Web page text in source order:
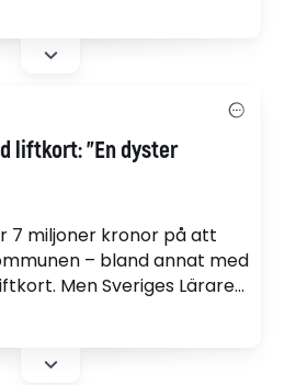
dansade poledance. Han
elever att applådera för
liftkort: ”En dyster
7 miljoner kronor på att
– bland annat med
Men Sveriges Lärare
vi genererar till staten
säger Petter Lundin,